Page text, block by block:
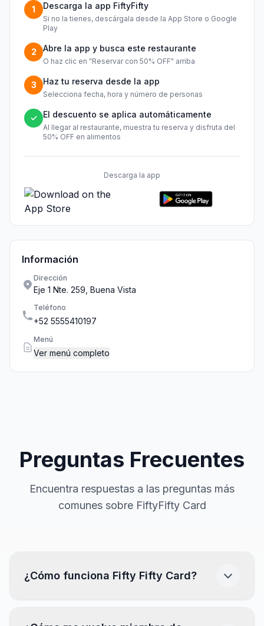
1 Descarga la app FiftyFifty
Si no la tienes, descárgala desde la App Store o Google
Play
2 Abre la app y busca este restaurante
O haz clic en "Reservar con 50% OFF" arriba
3 Haz tu reserva desde la app
Selecciona fecha, hora y número de personas
✓ El descuento se aplica automáticamente
Al llegar al restaurante, muestra tu reserva y disfruta del
50% OFF en alimentos
Descarga la app
Información
Dirección
Eje 1 Nte. 259, Buena Vista
Teléfono
+52 5555410197
Menú
Ver menú completo
Preguntas Frecuentes
Encuentra respuestas a las preguntas más
comunes sobre FiftyFifty Card
¿Cómo funciona Fifty Fifty Card?